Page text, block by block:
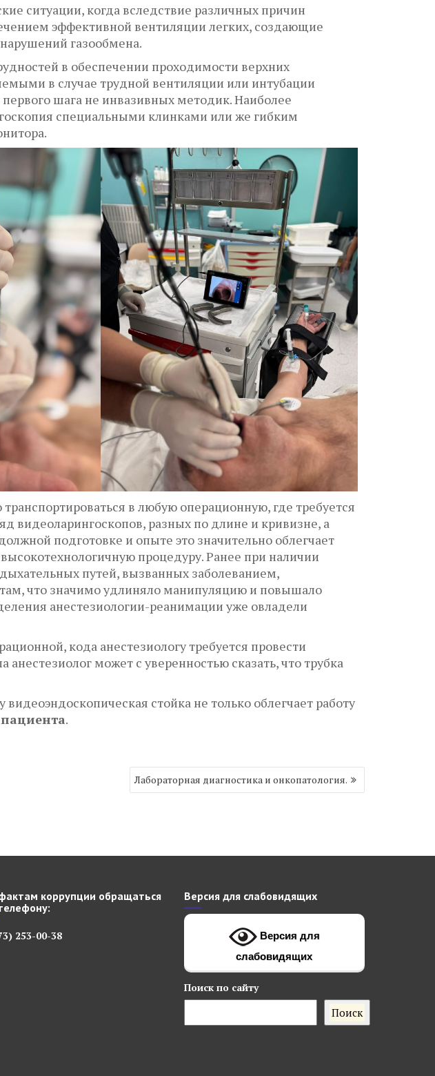
ситуации, когда вследствие различных причин
эффективной вентиляции легких, создающие
газообмена.
в обеспечении проходимости верхних
в случае трудной вентиляции или интубации
шага не инвазивных методик. Наиболее
специальными клинками или же гибким
в любую операционную, где требуется
видеоларингоскопов, разных по длине и кривизне, а
подготовке и опыте это значительно облегчает
процедуру. Ранее при наличии
путей, вызванных заболеванием,
что значимо удлиняло манипуляцию и повышало
анестезиологии-реанимации уже овладели
кода анестезиологу требуется провести
может с уверенностью сказать, что трубка
стойка не только облегчает работу
.
Лабораторная диагностика и онкопатология.
коррупции обращаться
253-00-38
Версия для слабовидящих
Версия для
слабовидящих
Поискпо сайту
Поиск